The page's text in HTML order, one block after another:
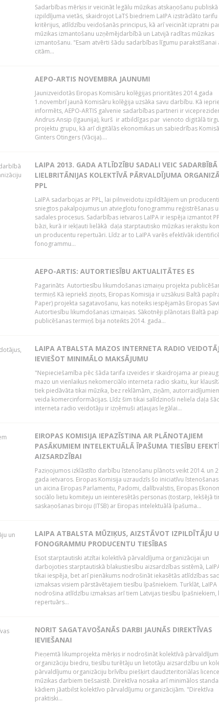
Sadarbības mērķis ir veicināt legālu mūzikas atskaņošanu publiskā
izpildījuma vietās, skaidrojot LaTS biedriem LaIPA izstrādāto tarifu
kritērijus, atlīdzību veidošanās principus, kā arī veicināt izpratni
mūzikas izmantošanu uzņēmējdarbībā un Latvijā radītas mūzikas
izmantošanu. "Esam atvērti šādu sadarbības līgumu parakstīšanai
citām...
AEPO-ARTIS NOVEMBRA JAUNUMI
Jaunizveidotās Eiropas Komisāru kolēģijas prioritātes 2014.gada
1.novembrī jaunā Komisāru kolēģija uzsāka savu darbību. Kā
informēts, AEPO-ARTIS galvenie sadarbības partneri ir
Andrus Ansip (Igaunija), kurš ir atbildīgas par vienoto digitālā
projektu grupu, kā arī digitālās ekonomikas un sabiedrības
Ginters Otingers (Vācija)....
LAIPA 2013. GADA ATLĪDZĪBU SADALI VEIC SADARBĪBĀ
LIELBRITĀNIJAS KOLEKTĪVĀ PĀRVALDĪJUMA
PPL
LaIPA sadarbojas ar PPL, lai pilnveidotu izpildītājiem un
sniegtos pakalpojumus un atvieglotu fonogrammu reģistrēšanas
sadales procesus. Sadarbības ietvaros LaIPA ir iespēja izmantot
bāzi, kurā ir iekļauti lielākā daļa starptautisko mūzikas ierakstu
un producentu repertuāri. Līdz ar to LaIPA varēs efektīvāk
fonogrammu...
AEPO-ARTIS: AUTORTIESĪBU AKTUALITĀTES ES
Pagarināts Autortiesību likumdošanas izmaiņu projekta
termiņš Kā iepriekš ziņots, Eiropas Komisija ir uzsākusi Baltā
Paper) projekta sagatavošanu, kas noteiks iespējamās Eiropas
Autortiesību likumdošanas izmaiņas. Sākotnēji plānotais Baltā
publicēšanas termiņš bija noteikts 2014. gada...
LAIPA ATBALSTA MAZOS INTERNETA RADIO
IEVIEŠOT MINIMĀLO MAKSĀJUMU
"Nepieciešamība pēc šāda tarifa izveides ir skaidrojama ar
mazo un vienlaikus nekomerciālo interneta radio skaitu, kur
tiek piedāvāta tikai mūzika, bez reklāmām, ziņām,
veida komercinformācijas. Līdz šim tikai salīdzinoši neliela daļa
interneta radio veidotāju ir izņēmuši atļaujas legālai...
EIROPAS KOMISIJA IEPAZĪSTINA AR PLĀNOTAJIEM
PASĀKUMIEM INTELEKTUĀLĀ ĪPAŠUMA TIESĪBU
AIZSARDZĪBAI
Paziņojumos izklāstīto darbību īstenošanu plānots veikt 2014. un
gada ietvaros. Eiropas Komisija uzraudzīs šo iniciatīvu
un aicina Eiropas Parlamentu, Padomi, dalībvalstis, Eiropas
sociālo lietu komiteju un ieinteresētās personas (tostarp, Iekšējā
saskaņošanas biroju (ITSB) ar Eiropas intelektuālā īpašuma...
LAIPA ATBALSTA MŪZIĶUS, AIZSTĀVOT IZPILDĪTĀJU
FONOGRAMMU PRODUCENTU TIESĪBAS
Esot starptautiski atzītai kolektīvā pārvaldījuma organizācijai un
darbojoties starptautiskā blakustiesību aizsardzības sistēmā,
tikai iespēja, bet arī pienākums nodrošināt iekasētās atlīdzības
izmaksas visiem pārstāvētajiem tiesību īpašniekiem. Turklāt, LaIPA
nodrošina atlīdzību izmaksas arī tiem Latvijas tiesību īpašniekiem,
repertuārs...
NORIT SAGATAVOŠANĀS DARBI JAUNĀS DIREKTĪVAS
IEVIEŠANAI
Pieņemtā likumprojekta mērķis ir nodrošināt kolektīvā
organizāciju biedru, tiesību turētāju un lietotāju aizsardzību un
pārvaldījumu organizāciju brīvību piešķirt daudzteritoriālas
mūzikas darbiem tiešsaistē. Direktīva nosaka arī minimālos
kādiem jāatbilst kolektīvo pārvaldījumu organizācijām. "Direktīva
praktiski...